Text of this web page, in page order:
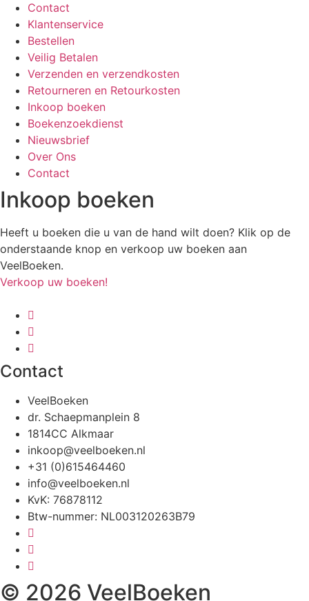
Contact
Klantenservice
Bestellen
Veilig Betalen
Verzenden en verzendkosten
Retourneren en Retourkosten
Inkoop boeken
Boekenzoekdienst
Nieuwsbrief
Over Ons
Contact
Inkoop boeken
Heeft u boeken die u van de hand wilt doen? Klik op de
onderstaande knop en verkoop uw boeken aan
VeelBoeken.
Verkoop uw boeken!
Contact
VeelBoeken
dr. Schaepmanplein 8
1814CC Alkmaar
inkoop@veelboeken.nl
+31 (0)615464460
info@veelboeken.nl
KvK: 76878112
Btw-nummer: NL003120263B79
© 2026 VeelBoeken